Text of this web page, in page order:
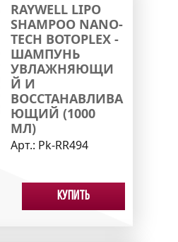
RAYWELL LIPO
SHAMPOO NANO-
TECH BOTOPLEX -
ШАМПУНЬ
УВЛАЖНЯЮЩИ
Й И
ВОССТАНАВЛИВА
ЮЩИЙ (1000
МЛ)
Арт.: Pk-RR494
Купить